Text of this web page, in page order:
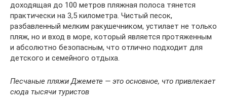
доходящая до 100 метров пляжная полоса тянется
практически на 3,5 километра. Чистый песок,
разбавленный мелким ракушечником, устилает не только
пляж, но и вход в море, который является протяженным
и абсолютно безопасным, что отлично подходит для
детского и семейного отдыха.
Песчаные пляжи Джемете — это основное, что привлекает
сюда тысячи туристов